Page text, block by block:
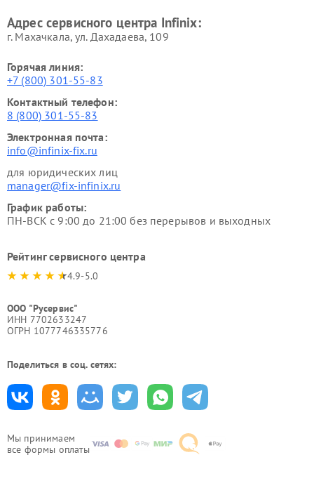
Мы принимаем
все формы оплаты
Адрес сервисного центра Infinix:
г. Махачкала, ул. Дахадаева, 109
Горячая линия:
+7 (800) 301-55-83
Контактный телефон:
8 (800) 301-55-83
Электронная почта:
info@infinix-fix.ru
для юридических лиц
manager@fix-infinix.ru
График работы:
ПН-ВСК с 9:00 до 21:00 без перерывов и выходных
Рейтинг сервисного центра
4.9-5.0
ООО "Русервис"
ИНН 7702633247
ОГРН 1077746335776
Поделиться в соц. сетях: